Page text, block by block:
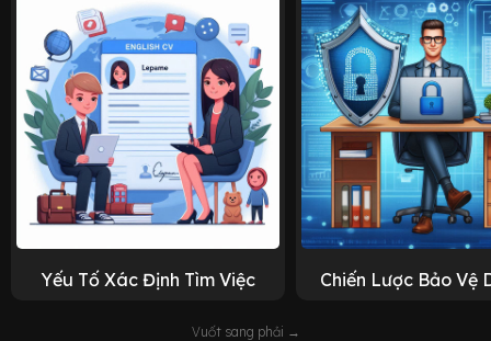
Yếu Tố Xác Định Tìm Việc Chiến Lược Bảo Vệ
Vuốt sang phải →